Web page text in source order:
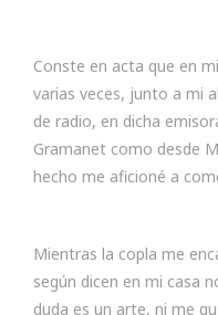
Conste en acta que en
varias veces, junto a mi
de radio, en dicha
Gramanet como desde
hecho me aficioné a
Mientras la copla me
según dicen en mi casa
duda es un arte, ni me